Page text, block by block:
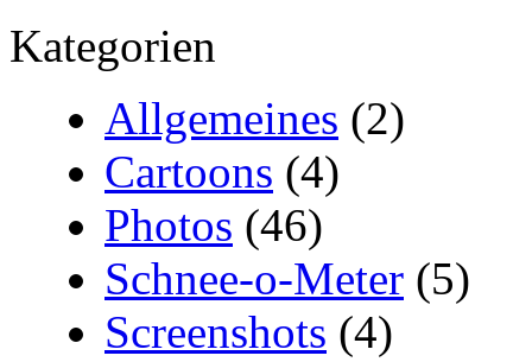
Kategorien
Allgemeines (2)
Cartoons (4)
Photos (46)
Schnee-o-Meter (5)
Screenshots (4)